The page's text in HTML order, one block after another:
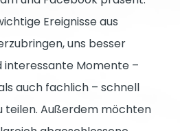
Ereignisse aus
uns besser
interessante Momente –
auch fachlich – schnell
teilen. Außerdem möchten